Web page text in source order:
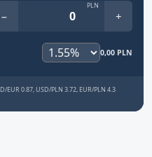
−
PLN
+
0,00 PLN
0.87, USD/PLN 3.72, EUR/PLN 4.3